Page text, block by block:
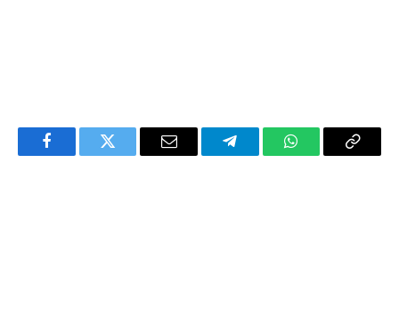
FacebookTwitter Email TelegramWhatsAppCopy